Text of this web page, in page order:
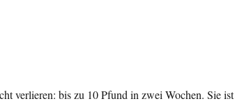
verlieren: bis zu 10 Pfund in zwei Wochen. Sie